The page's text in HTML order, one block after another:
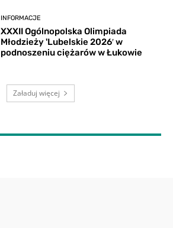
INFORMACJE
XXXII Ogólnopolska Olimpiada
Młodzieży 'Lubelskie 2026′ w
podnoszeniu ciężarów w Łukowie
Załaduj więcej